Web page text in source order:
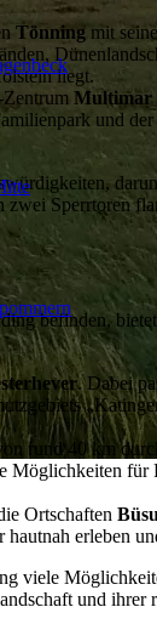
Tönning mit
liegt.
Zentrum Multimar
und der
zwei
befinden,
. Dabei
rund 40 km
Ortschaften
erleben
viele
und ihrer